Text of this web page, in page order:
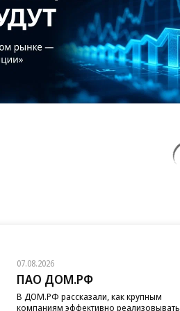
07.08.2026
ПАО ДОМ.РФ
В ДОМ.РФ рассказали, как крупным
компаниям эффективно реализовывать